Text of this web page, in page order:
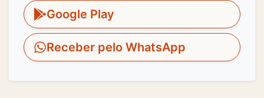
Google Play
Receber pelo WhatsApp